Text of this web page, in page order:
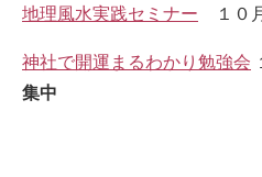
地理風水実践セミナー １０
神社で開運まるわかり勉強会
集中